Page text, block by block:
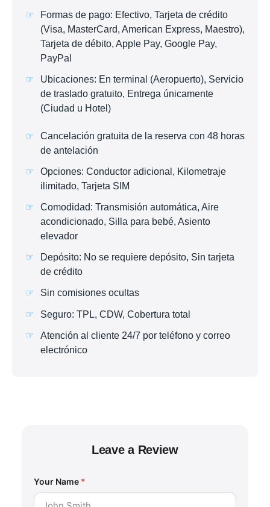
Formas de pago: Efectivo, Tarjeta de crédito
(Visa, MasterCard, American Express, Maestro),
Tarjeta de débito, Apple Pay, Google Pay,
PayPal
Ubicaciones: En terminal (Aeropuerto), Servicio
de traslado gratuito, Entrega únicamente
(Ciudad u Hotel)
Cancelación gratuita de la reserva con 48 horas
de antelación
Opciones: Conductor adicional, Kilometraje
ilimitado, Tarjeta SIM
Comodidad: Transmisión automática, Aire
acondicionado, Silla para bebé, Asiento
elevador
Depósito: No se requiere depósito, Sin tarjeta
de crédito
Sin comisiones ocultas
Seguro: TPL, CDW, Cobertura total
Atención al cliente 24/7 por teléfono y correo
electrónico
Leave a Review
Your Name *